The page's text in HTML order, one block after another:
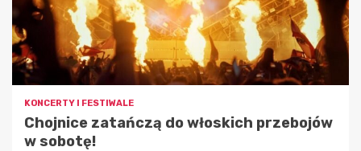
KONCERTY I FESTIWALE
Chojnice zatańczą do włoskich przebojów
w sobotę!